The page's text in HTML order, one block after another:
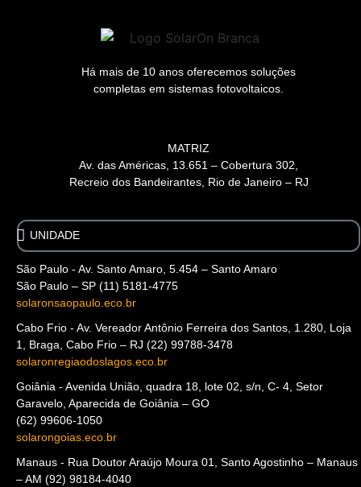
Há mais de 10 anos oferecemos soluções
completas em sistemas fotovoltaicos.
MATRIZ
Av. das Américas, 13.651 – Cobertura 302,
Recreio dos Bandeirantes, Rio de Janeiro – RJ
A problem was detected in the following Form. Submitting
it could result in errors. Please contact the site administrator.
São Paulo - Av. Santo Amaro, 5.454 – Santo Amaro
São Paulo – SP (11) 5181-4775
solaronsaopaulo.eco.br
Cabo Frio - Av. Vereador Antônio Ferreira dos Santos, 1.280, Loja
1, Braga, Cabo Frio – RJ (22) 99788-3478
solaronregiaodoslagos.eco.br
Goiânia - Avenida União, quadra 18, lote 02, s/n, C- 4, Setor
Garavelo, Aparecida de Goiânia – GO
(62) 99606-1050
solarongoias.eco.br